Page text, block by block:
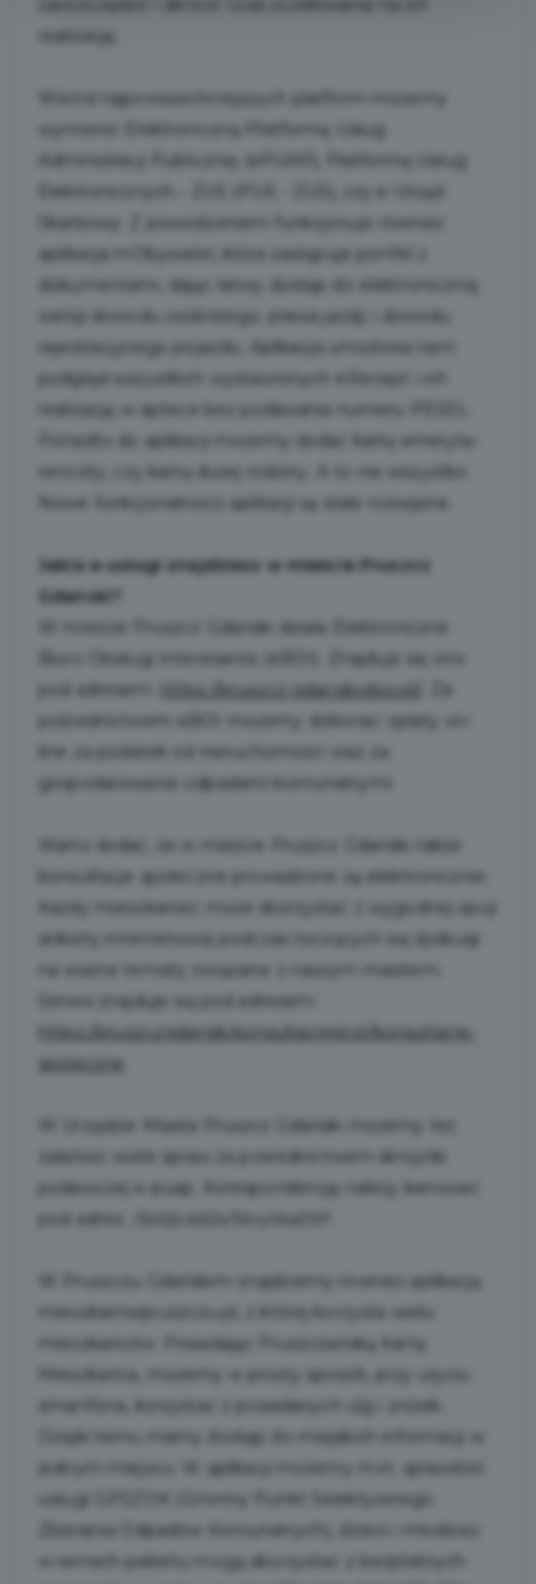
realizację.
Wśród najpowszechniejszych platform możemy
wymienić Elektroniczną Platformę Usług
Administracji Publicznej (ePUAP), Platformę Usług
Elektronicznych - ZUS (PUE - ZUS), czy e-Urząd
Skarbowy. Z powodzeniem funkcjonuje również
aplikacja mObywatel, która zastępuje portfel z
dokumentami, dając łatwy dostęp do elektronicznej
wersji dowodu osobistego, prawa jazdy i dowodu
rejestracyjnego pojazdu. Aplikacja umożliwia nam
podgląd wszystkich wystawionych eRecept i ich
realizację w aptece bez podawania numeru PESEL.
Ponadto do aplikacji możemy dodać kartę emeryta-
rencisty, czy kartę dużej rodziny. A to nie wszystko.
Nowe funkcjonalności aplikacji są stale rozwijane.
Jakie e-usługi znajdziesz w mieście Pruszcz
Gdański?
W mieście Pruszcz Gdański działa Elektroniczne
Biuro Obsługi Interesanta (eBOI). Znajduje się ono
pod adresem:
https://pruszcz-gdanski.eboi.pl/
pośrednictwem eBOI możemy dokonać opłaty on-
line za podatek od nieruchomości oraz za
gospodarowanie odpadami komunalnymi.
Warto dodać, że w mieście Pruszcz Gdański także
konsultacje społeczne prowadzone są elektronicznie.
Każdy mieszkaniec może skorzystać z wygodnej opcji
ankiety internetowej podczas toczących się dyskusji
na ważne tematy związane z naszym miastem.
Serwis znajduje się pod adresem:
https://pruszczgdanski.konsultacjejst.pl/konsultacje-
spoleczne
W Urzędzie Miasta Pruszcz Gdański możemy też
załatwić wiele spraw za pośrednictwem skrzynki
podawczej e-puap. Korespondencję należy kierować
pod adres:
/5sl0jcb52x/SkrytkaESP
W Pruszczu Gdańskim znajdziemy również aplikację
mieszkamwpruszczu.pl, z której korzysta wielu
mieszkańców. Posiadając Pruszczańską Kartę
Mieszkańca, możemy w prosty sposób, przy użyciu
smartfona, korzystać z posiadanych ulg i zniżek.
Dzięki temu mamy dostęp do miejskich informacji w
jednym miejscu. W aplikacji możemy m.in. sprawdzić
usługi GPSZOK (Gminny Punkt Selektywnego
Zbierania Odpadów Komunalnych), dzieci i młodzież
w ramach pakietu mogą skorzystać z bezpłatnych